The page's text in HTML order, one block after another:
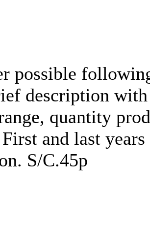
possible
description
quantity
and last
S/C.45p